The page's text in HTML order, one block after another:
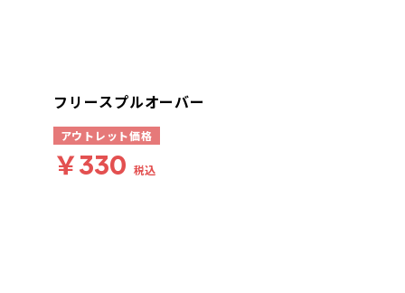
フリースプルオーバー
アウトレット価格
￥330 税込